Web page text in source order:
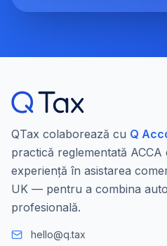
QTax colaborează cu Q
practică reglementată ACCA
experiență în asistarea
UK — pentru a combina
profesională.
hello@q.tax